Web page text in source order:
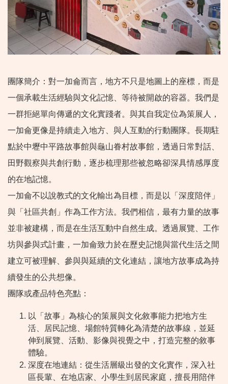
團隊簡介：對一加侖而言，地方不只是地圖上的座標，而是
一個承載生活經驗與文化記憶、等待被開啟的容器。我們是
一群拒絕單向傳遞的文化實踐者。與其自我定位為策展人，
一加侖更像是持續走入地方、與人互動的行動團隊。長期駐
點於中壢中平路故事館與龜山眷村故事館，透過日常對話、
田野觀察與共創行動，逐步梳理那些被忽略卻深具情感厚度
的在地記憶。
一加侖不以說教式的文化輸出為目標，而是以「深度陪伴」
與「社區共創」作為工作方法。我們相信，最有力量的故事
並非被建構，而是在生活互動中自然生成。透過展覽、工作
坊與參與式計畫，一加侖致力於在歷史記憶與當代生活之間
建立可被理解、參與與延續的文化連結，讓地方故事成為持
續發生的公共想像。
團隊或產品特色亮點：
以「故事」為核心的策展與文化敘事能力把地方生
活、居民記憶、場館特質轉化為清楚的故事線，並延
伸到展覽、活動、影像與視覺之中，打造完整的敘事
體驗。
深度在地連結：從生活層級出發的文化實作，深入社
區長輩、在地店家、小學生到居民家庭，擅長用陪伴